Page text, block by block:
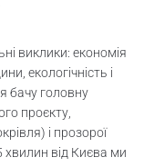
виклики: економія
екологічність і
бачу головну
проєкту,
і прозорої
хвилин від Києва ми